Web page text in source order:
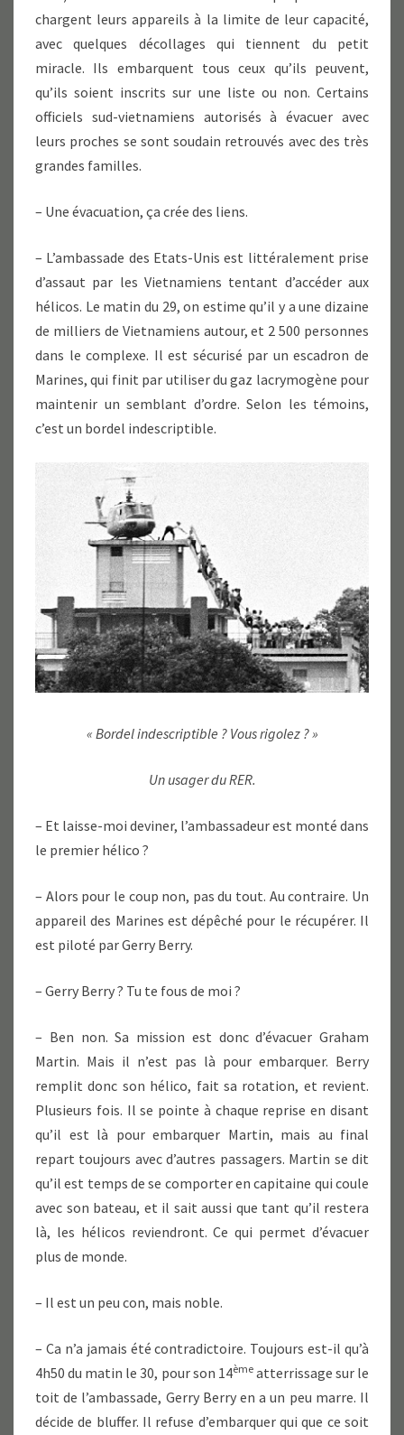
chargent leurs appareils à la limite de leur capacité,
avec quelques décollages qui tiennent du petit
miracle. Ils embarquent tous ceux qu’ils peuvent,
qu’ils soient inscrits sur une liste ou non. Certains
officiels sud-vietnamiens autorisés à évacuer avec
leurs proches se sont soudain retrouvés avec des très
grandes familles.
– Une évacuation, ça crée des liens.
– L’ambassade des Etats-Unis est littéralement prise
d’assaut par les Vietnamiens tentant d’accéder aux
hélicos. Le matin du 29, on estime qu’il y a une dizaine
de milliers de Vietnamiens autour, et 2 500 personnes
dans le complexe. Il est sécurisé par un escadron de
Marines, qui finit par utiliser du gaz lacrymogène pour
maintenir un semblant d’ordre. Selon les témoins,
c’est un bordel indescriptible.
« Bordel indescriptible ? Vous rigolez ? »
Un usager du RER.
– Et laisse-moi deviner, l’ambassadeur est monté dans
le premier hélico ?
– Alors pour le coup non, pas du tout. Au contraire. Un
appareil des Marines est dépêché pour le récupérer. Il
est piloté par Gerry Berry.
– Gerry Berry ? Tu te fous de moi ?
– Ben non. Sa mission est donc d’évacuer Graham
Martin. Mais il n’est pas là pour embarquer. Berry
remplit donc son hélico, fait sa rotation, et revient.
Plusieurs fois. Il se pointe à chaque reprise en disant
qu’il est là pour embarquer Martin, mais au final
repart toujours avec d’autres passagers. Martin se dit
qu’il est temps de se comporter en capitaine qui coule
avec son bateau, et il sait aussi que tant qu’il restera
là, les hélicos reviendront. Ce qui permet d’évacuer
plus de monde.
– Il est un peu con, mais noble.
– Ca n’a jamais été contradictoire. Toujours est-il qu’à
4h50 du matin le 30, pour son 14èmeatterrissage sur le
toit de l’ambassade, Gerry Berry en a un peu marre. Il
décide de bluffer. Il refuse d’embarquer qui que ce soit